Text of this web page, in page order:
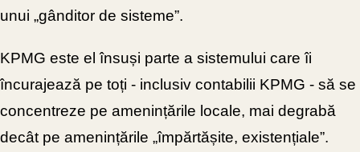
unui „gânditor de sisteme”.
KPMG este el însuși parte a sistemului care îi
încurajează pe toți - inclusiv contabilii KPMG - să se
concentreze pe amenințările locale, mai degrabă
decât pe amenințările „împărtășite, existențiale”.